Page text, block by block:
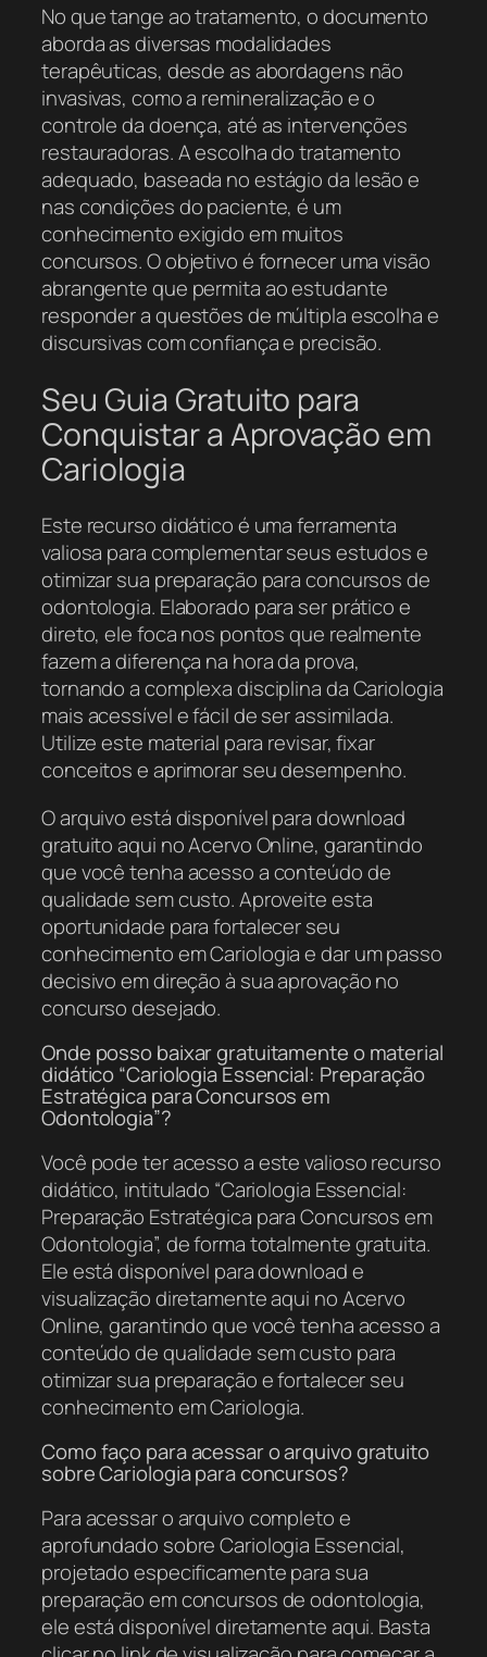
No que tange ao tratamento, o documento
aborda as diversas modalidades
terapêuticas, desde as abordagens não
invasivas, como a remineralização e o
controle da doença, até as intervenções
restauradoras. A escolha do tratamento
adequado, baseada no estágio da lesão e
nas condições do paciente, é um
conhecimento exigido em muitos
concursos. O objetivo é fornecer uma visão
abrangente que permita ao estudante
responder a questões de múltipla escolha e
discursivas com confiança e precisão.
Seu Guia Gratuito para
Conquistar a Aprovação em
Cariologia
Este recurso didático é uma ferramenta
valiosa para complementar seus estudos e
otimizar sua preparação para concursos de
odontologia. Elaborado para ser prático e
direto, ele foca nos pontos que realmente
fazem a diferença na hora da prova,
tornando a complexa disciplina da Cariologia
mais acessível e fácil de ser assimilada.
Utilize este material para revisar, fixar
conceitos e aprimorar seu desempenho.
O arquivo está disponível para download
gratuito aqui no Acervo Online, garantindo
que você tenha acesso a conteúdo de
qualidade sem custo. Aproveite esta
oportunidade para fortalecer seu
conhecimento em Cariologia e dar um passo
decisivo em direção à sua aprovação no
concurso desejado.
Onde posso baixar gratuitamente o material
didático “Cariologia Essencial: Preparação
Estratégica para Concursos em
Odontologia”?
Você pode ter acesso a este valioso recurso
didático, intitulado “Cariologia Essencial:
Preparação Estratégica para Concursos em
Odontologia”, de forma totalmente gratuita.
Ele está disponível para download e
visualização diretamente aqui no Acervo
Online, garantindo que você tenha acesso a
conteúdo de qualidade sem custo para
otimizar sua preparação e fortalecer seu
conhecimento em Cariologia.
Como faço para acessar o arquivo gratuito
sobre Cariologia para concursos?
Para acessar o arquivo completo e
aprofundado sobre Cariologia Essencial,
projetado especificamente para sua
preparação em concursos de odontologia,
ele está disponível diretamente aqui. Basta